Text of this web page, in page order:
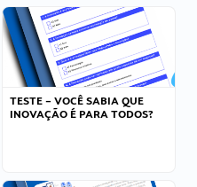
TESTE – VOCÊ SABIA QUE
INOVAÇÃO É PARA TODOS?